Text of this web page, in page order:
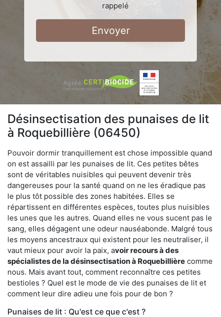
rappelé
Envoyer
Désinsectisation des punaises de lit
à Roquebillière (06450)
Pouvoir dormir tranquillement est chose impossible quand
on est assailli par les punaises de lit. Ces petites bêtes
sont de véritables nuisibles qui peuvent devenir très
dangereuses pour la santé quand on ne les éradique pas
le plus tôt possible des zones habitées. Elles se
répartissent en différentes espèces, toutes plus nuisibles
les unes que les autres. Quand elles ne vous sucent pas le
sang, elles dégagent une odeur nauséabonde. Malgré tous
les moyens ancestraux qui existent pour les neutraliser, il
vaut mieux pour avoir la paix, avoir recours à des
spécialistes de la désinsectisation à Roquebillière comme
nous. Mais avant tout, comment reconnaître ces petites
bestioles ? Quel est le mode de vie des punaises de lit et
comment leur dire adieu une fois pour de bon ?
Punaises de lit : Qu'est ce que c'est ?